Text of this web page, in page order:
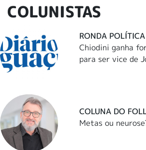
COLUNISTAS
RONDA POLÍTICA
Chiodini ganha
para ser vice de
COLUNA DO
Metas ou